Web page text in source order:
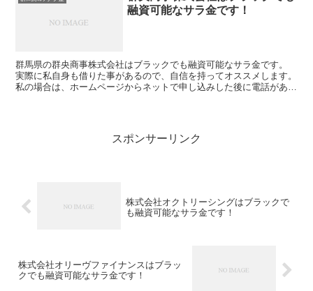
融資可能なサラ金です！
群馬県の群央商事株式会社はブラックでも融資可能なサラ金です。
実際に私自身も借りた事があるので、自信を持ってオススメします。
私の場合は、ホームページからネットで申し込みした後に電話があ
スポンサーリンク
株式会社オクトリーシングはブラックで
も融資可能なサラ金です！
株式会社オリーヴファイナンスはブラッ
クでも融資可能なサラ金です！